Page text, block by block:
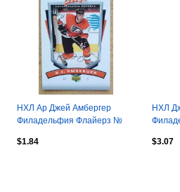
НХЛ Ар Джей Амбергер
Филадельфия Флайерз №
$1.84
НХЛ
$3.07